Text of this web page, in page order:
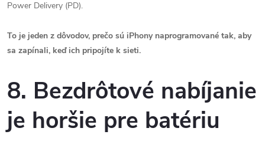
Power Delivery (PD).
To je jeden z dôvodov, prečo sú iPhony naprogramované tak, aby
sa zapínali, keď ich pripojíte k sieti.
8. Bezdrôtové nabíjanie
je horšie pre batériu